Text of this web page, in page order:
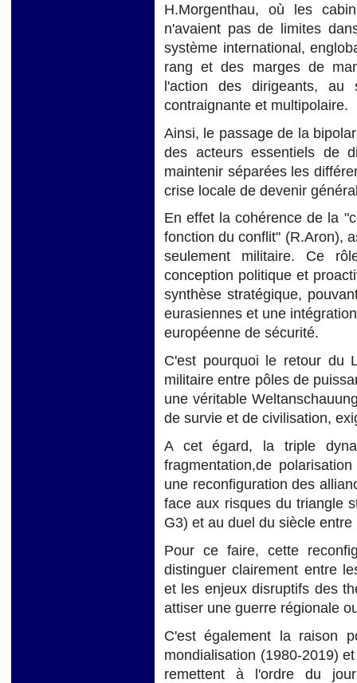
H.Morgenthau, où les
n'avaient pas de limites
système international,
rang et des marges de
l'action des dirigeants, au
contraignante et multipolaire.
Ainsi, le passage de la
des acteurs essentiels de
maintenir séparées les
crise locale de devenir
En effet la cohérence de la
fonction du conflit" (R.Aron),
seulement militaire. Ce
conception politique et
synthèse stratégique,
eurasiennes et une
européenne de sécurité.
C'est pourquoi le retour du
militaire entre pôles de
une véritable
de survie et de civilisation,
A cet égard, la triple
fragmentation,de
une reconfiguration des
face aux risques du triangle
G3) et au duel du siècle
Pour ce faire, cette
distinguer clairement entre
et les enjeux disruptifs des
attiser une guerre régionale
C'est également la raison
mondialisation (1980-2019)
remettent à l'ordre du